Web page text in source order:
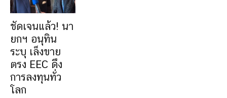
ชัดเจนแล้ว! นา
ยกฯ อนุทิน
ระบุ เล็งขาย
ตรง EEC ดึง
การลงทุนทั่ว
โลก